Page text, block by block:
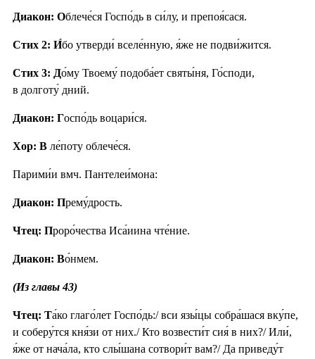
Диакон: Облече́ся Госпо́дь в си́лу, и препоя́сася.
Стих 2: И́бо утверди́ вселе́нную, я́же не подви́жится.
Стих 3: До́му Твоему́ подоба́ет святы́ня, Го́споди,
в долготу́ дний.
Диакон: Госпо́дь воцари́ся.
Хор: В ле́поту облече́ся.
Парими́и вмч. Пантелеи́мона:
Диакон: Прему́дрость.
Чтец: Проро́чества Иса́иина чте́ние.
Диакон: Во́нмем.
(Из главы 43)
Чтец: Та́ко глаго́лет Госпо́дь:/ вси язы́цы собра́шася вку́пе,
и соберу́тся кня́зи от них./ Кто возвести́т сия́ в них?/ Или́,
я́же от нача́ла, кто слы́шана сотвори́т вам?/ Да приведу́т